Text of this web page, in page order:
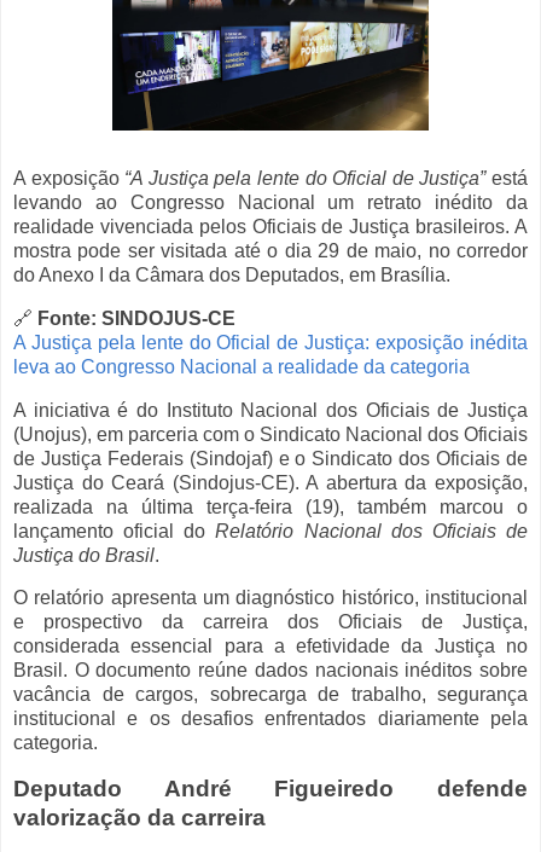
A exposição “A Justiça pela lente do Oficial de Justiça”está
levando ao Congresso Nacional um retrato inédito da
realidade vivenciada pelos Oficiais de Justiça brasileiros. A
mostra pode ser visitada até o dia 29 de maio, no corredor
do Anexo I da Câmara dos Deputados, em Brasília.
🔗 Fonte: SINDOJUS-CE
A Justiça pela lente do Oficial de Justiça: exposição inédita
leva ao Congresso Nacional a realidade da categoria
A iniciativa é do Instituto Nacional dos Oficiais de Justiça
(Unojus), em parceria com o Sindicato Nacional dos Oficiais
de Justiça Federais (Sindojaf) e o Sindicato dos Oficiais de
Justiça do Ceará (Sindojus-CE). A abertura da exposição,
realizada na última terça-feira (19), também marcou o
lançamento oficial doRelatório Nacional dos Oficiais de
Justiça do Brasil.
O relatório apresenta um diagnóstico histórico, institucional
e prospectivo da carreira dos Oficiais de Justiça,
considerada essencial para a efetividade da Justiça no
Brasil. O documento reúne dados nacionais inéditos sobre
vacância de cargos, sobrecarga de trabalho, segurança
institucional e os desafios enfrentados diariamente pela
categoria.
Deputado André Figueiredo defende
valorização da carreira